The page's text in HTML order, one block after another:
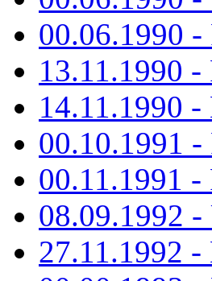
00.06.1990
13.11.1990
14.11.1990
00.10.1991
00.11.1991
08.09.1992 -
27.11.1992